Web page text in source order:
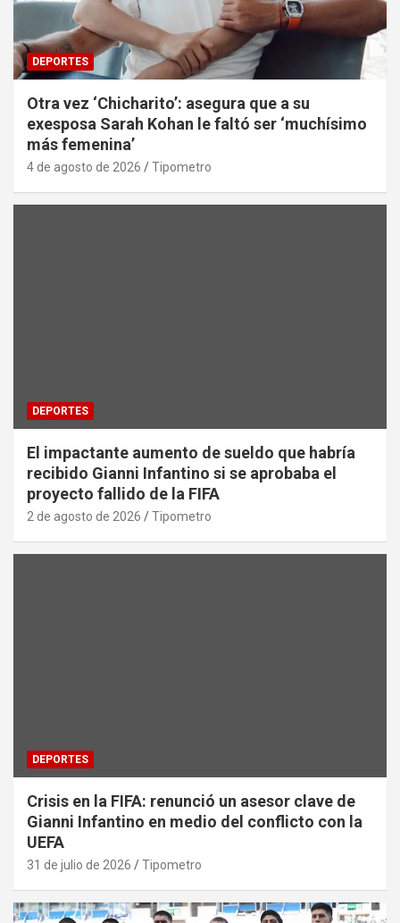
DEPORTES
Otra vez ‘Chicharito’: asegura que a su
exesposa Sarah Kohan le faltó ser ‘muchísimo
más femenina’
4 de agosto de 2026 Tipometro
DEPORTES
El impactante aumento de sueldo que habría
recibido Gianni Infantino si se aprobaba el
proyecto fallido de la FIFA
2 de agosto de 2026 Tipometro
DEPORTES
Crisis en la FIFA: renunció un asesor clave de
Gianni Infantino en medio del conflicto con la
UEFA
31 de julio de 2026 Tipometro